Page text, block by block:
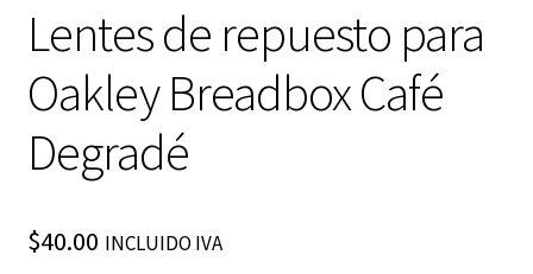
Lentes de repuesto para
Oakley Breadbox Café
Degradé
$40.00 INCLUIDO IVA